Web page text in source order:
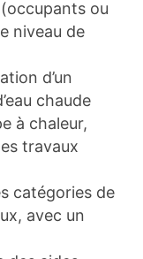
ou
niveau de
d’un
chaude
à chaleur,
travaux
catégories de
avec un